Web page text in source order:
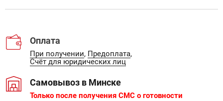
Оплата
При получении, Предоплата,
Счёт для юридических лиц
Самовывоз в Минске
Только после получения СМС о готовности